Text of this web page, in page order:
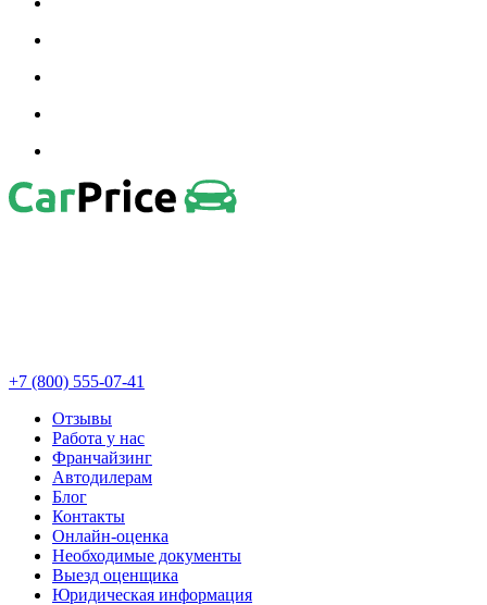
+7 (800) 555-07-41
Отзывы
Работа у нас
Франчайзинг
Автодилерам
Блог
Контакты
Онлайн-оценка
Необходимые документы
Выезд оценщика
Юридическая информация